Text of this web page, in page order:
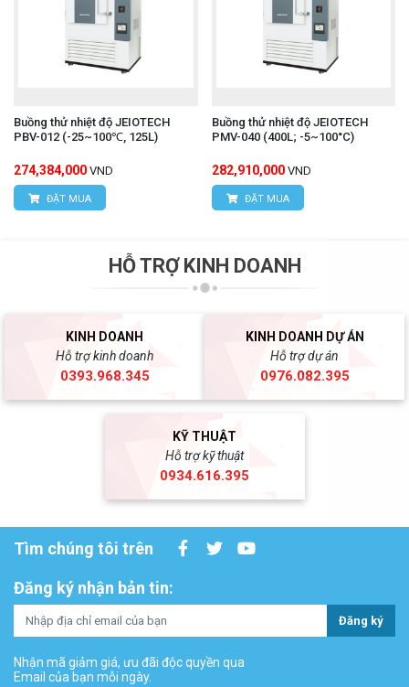
Buồng thử nhiệt độ JEIOTECH
PBV-012 (-25~100℃, 125L)
274,384,000 VND
ĐẶT MUA
Buồng thử nhiệt độ JEIOTECH
PMV-040 (400L; -5~100°C)
282,910,000 VND
ĐẶT MUA
HỖ TRỢ KINH DOANH
KINH DOANH
Hỗ trợ kinh doanh
0393.968.345
KINH DOANH DỰ ÁN
Hỗ trợ dự án
0976.082.395
KỸ THUẬT
Hỗ trợ kỹ thuật
0934.616.395
Tìm chúng tôi trên
Đăng ký nhận bản tin:
Đăng ký
Nhận mã giảm giá, ưu đãi độc quyền qua
Email của bạn mỗi ngày.